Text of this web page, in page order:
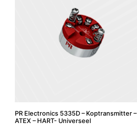
PR Electronics 5335D – Koptransmitter –
ATEX – HART- Universeel